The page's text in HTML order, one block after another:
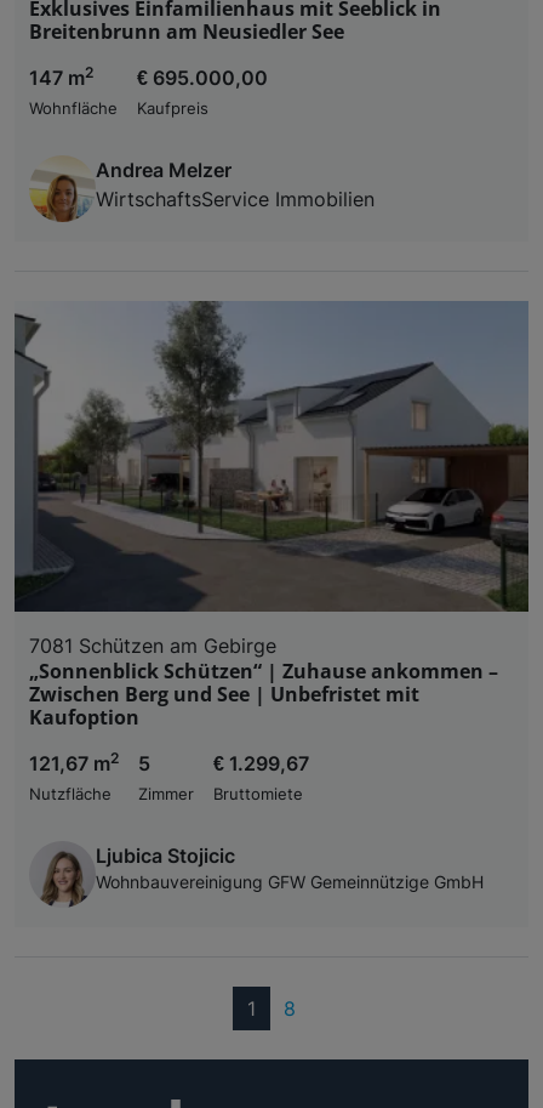
Exklusives Einfamilienhaus mit Seeblick in
Breitenbrunn am Neusiedler See
147 m2
Wohnfläche
€ 695.000,00
Kaufpreis
Andrea Melzer
WirtschaftsService Immobilien
7081 Schützen am Gebirge
„Sonnenblick Schützen“ | Zuhause ankommen –
Zwischen Berg und See | Unbefristet mit
Kaufoption
121,67 m2
Nutzfläche
5
Zimmer
€ 1.299,67
Bruttomiete
Ljubica Stojicic
Wohnbauvereinigung GFW Gemeinnützige GmbH
1 (current)
8